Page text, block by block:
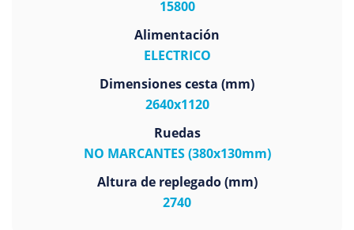
15800
Alimentación
ELECTRICO
Dimensiones cesta (mm)
2640x1120
Ruedas
NO MARCANTES (380x130mm)
Altura de replegado (mm)
2740